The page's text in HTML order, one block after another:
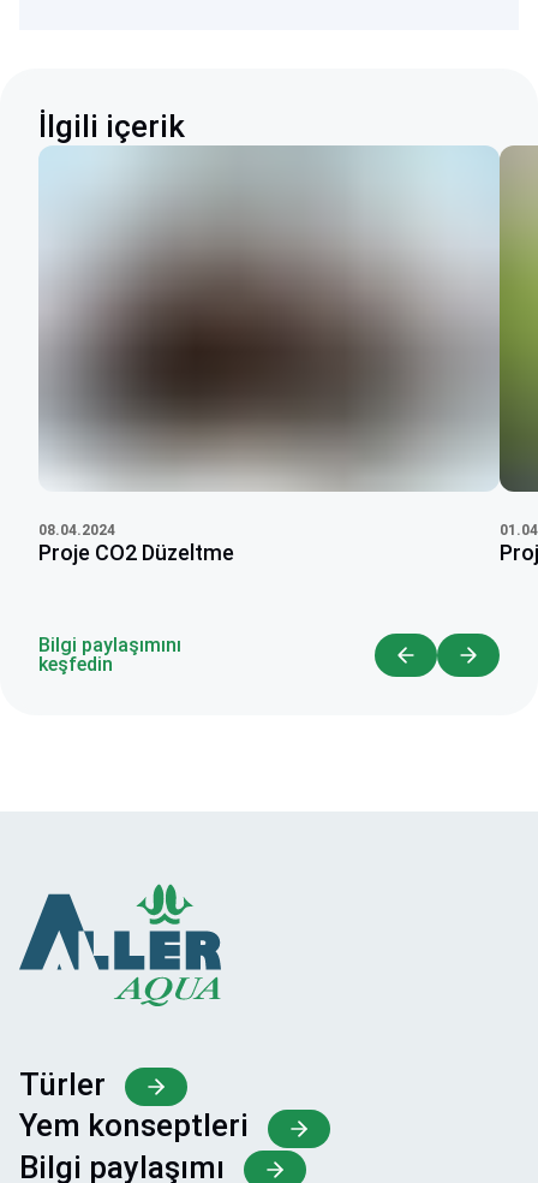
İlgili içerik
08.04.2024
Proje CO2 Düzeltme
Bilgi paylaşımını
keşfedin
Türler
Yem konseptleri
Bilgi paylaşımı